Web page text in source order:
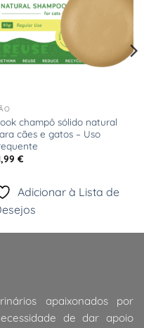
champô sólido natural
cães e gatos – Uso
€
Adicionar à Lista de
apaixonados por
de dar apoio